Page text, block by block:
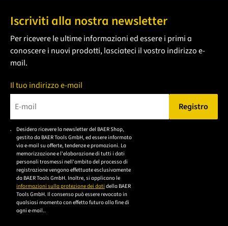
Iscriviti alla nostra newsletter
Per ricevere le ultime informazioni ed essere i primi a
conoscere i nuovi prodotti, lasciateci il vostro indirizzo e-
mail.
Il tuo indirizzo e-mail
Bitte geben Sie eine gültige E-Mail-Adresse ein.
Registro
Desidero ricevere la newsletter del BAER Shop,
gestito da BAER Tools GmbH, ed essere informato
via e-mail su offerte, tendenze e promozioni. La
memorizzazione e l'elaborazione di tutti i dati
personali trasmessi nell'ambito del processo di
registrazione vengono effettuate esclusivamente
da BAER Tools GmbH. Inoltre, si applicano le
informazioni sulla protezione dei dati della BAER
Tools GmbH. Il consenso può essere revocato in
qualsiasi momento con effetto futuro alla fine di
ogni e-mail..